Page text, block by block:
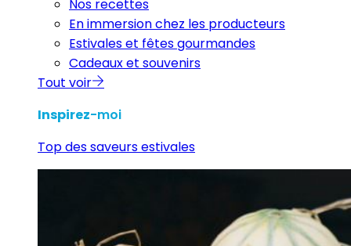
Nos recettes
En immersion chez les producteurs
Estivales et fêtes gourmandes
Cadeaux et souvenirs
Tout voir
Inspirez-moi
Top des saveurs estivales